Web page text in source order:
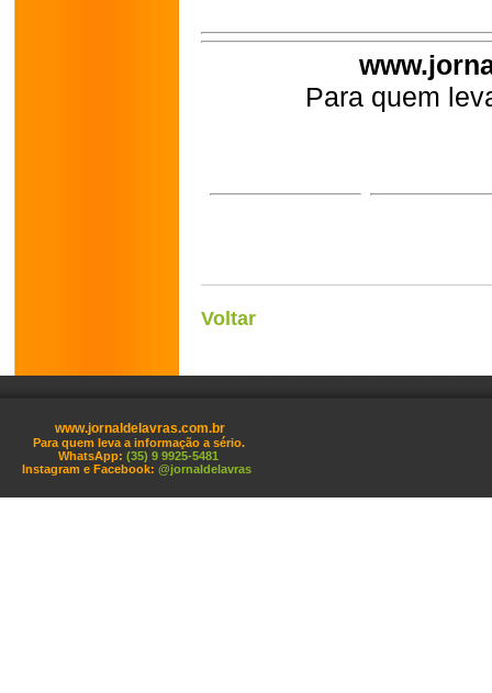
Para quem
Voltar
www.jornaldelavras.com.br
Para quem leva a informação a sério.
WhatsApp: (35) 9 9925-5481
Instagram e Facebook: @jornaldelavras